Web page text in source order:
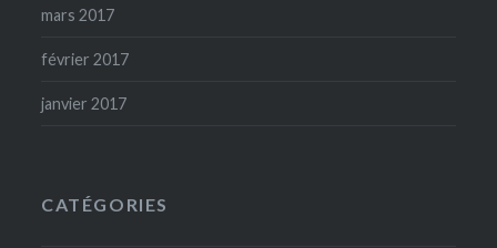
mars 2017
février 2017
janvier 2017
CATÉGORIES